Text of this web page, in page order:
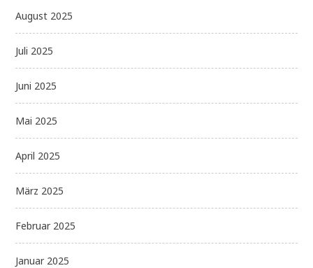
August 2025
Juli 2025
Juni 2025
Mai 2025
April 2025
März 2025
Februar 2025
Januar 2025